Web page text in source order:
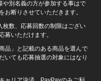
別名義の方が参加する事はで
お断りさせていただきます。
数、応募回数の制限はござい
募いただけます。
品」と記載のある商品を選んで
いても応募抽選の対象にはなり